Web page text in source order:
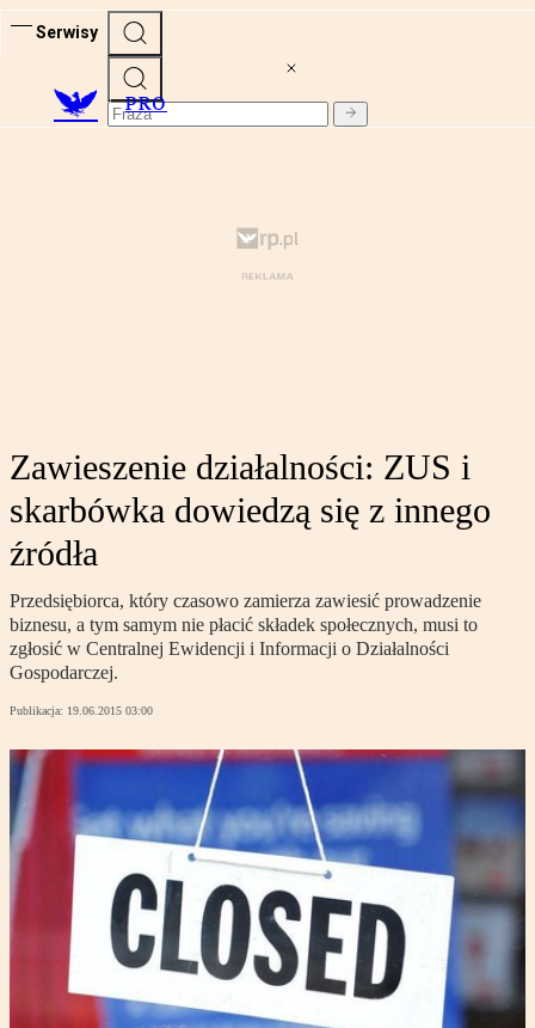
Serwisy
PRO
Zawieszenie działalności: ZUS i
skarbówka dowiedzą się z innego
źródła
Przedsiębiorca, który czasowo zamierza zawiesić prowadzenie
biznesu, a tym samym nie płacić składek społecznych, musi to
zgłosić w Centralnej Ewidencji i Informacji o Działalności
Gospodarczej.
Publikacja: 19.06.2015 03:00